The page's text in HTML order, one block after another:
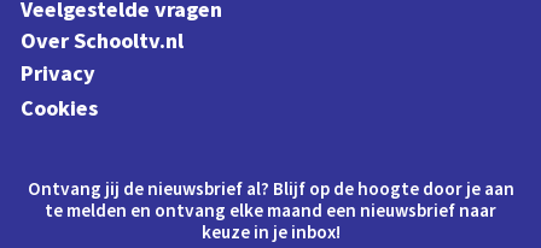
Veelgestelde vragen
Over Schooltv.nl
Privacy
Cookies
Ontvang jij de nieuwsbrief al? Blijf op de hoogte door je aan
te melden en ontvang elke maand een nieuwsbrief naar
keuze in je inbox!